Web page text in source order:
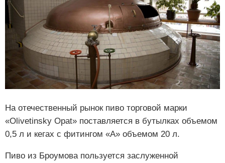
На отечественный рынок пиво торговой марки
«Olivetinsky Opat» поставляется в бутылках объемом
0,5 л и кегах с фитингом «А» объемом 20 л.
Пиво из Броумова пользуется заслуженной